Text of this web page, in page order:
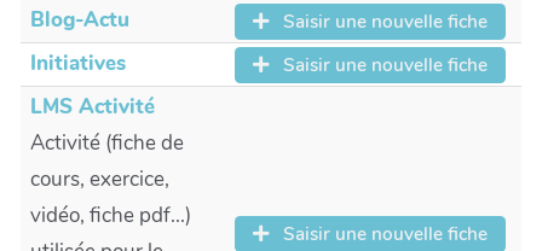
Blog-Actu Saisir une nouvelle fiche
Initiatives Saisir une nouvelle fiche
LMS Activité
Activité (fiche de
cours, exercice,
vidéo, fiche pdf...)
Saisir une nouvelle fiche